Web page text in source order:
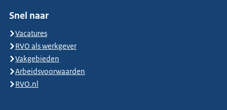
Snel naar
Vacatures
RVO als werkgever
Vakgebieden
Arbeidsvoorwaarden
RVO.nl